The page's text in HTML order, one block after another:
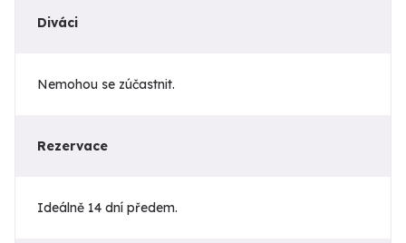
Diváci
Nemohou se zúčastnit.
Rezervace
Ideálně 14 dní předem.